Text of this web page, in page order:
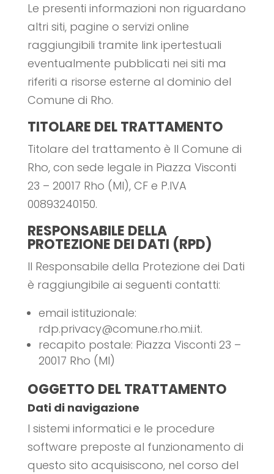
Le presenti informazioni non riguardano
altri siti, pagine o servizi online
raggiungibili tramite link ipertestuali
eventualmente pubblicati nei siti ma
riferiti a risorse esterne al dominio del
Comune di Rho.
TITOLARE DEL TRATTAMENTO
Titolare del trattamento è Il Comune di
Rho, con sede legale in Piazza Visconti
23 – 20017 Rho (MI), CF e P.IVA
00893240150.
RESPONSABILE DELLA
PROTEZIONE DEI DATI (RPD)
Il Responsabile della Protezione dei Dati
è raggiungibile ai seguenti contatti:
email istituzionale:
rdp.privacy@comune.rho.mi.it.
recapito postale: Piazza Visconti 23 –
20017 Rho (MI)
OGGETTO DEL TRATTAMENTO
Dati di navigazione
I sistemi informatici e le procedure
software preposte al funzionamento di
questo sito acquisiscono, nel corso del